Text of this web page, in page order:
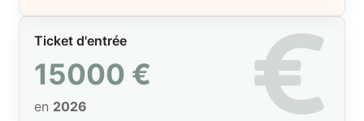
Ticket d'entrée
15000 €
en 2026